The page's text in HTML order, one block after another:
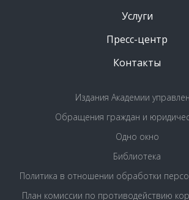
Услуги
Пресс-центр
Контакты
Издания Академии
Обращения граждан и
Одно окно
Библиотека
Политика в отношении обработки
План комиссии по противодействию